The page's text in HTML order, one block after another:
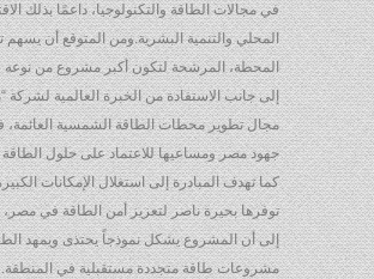
في مجالات الطاقة والتكنولوجيا، داعمًا بذلك الاقتصاد
المحلي والتنمية البشرية.ومن المتوقع أن يسهم تطوير هذه
المحطة، المرشحة لتكون أكبر مشروع من نوعه في العالم،
إلى جانب الاستفادة من الخبرة العالمية لشركة “مصدر” في
مجال تطوير محطات الطاقة الشمسية العائمة، في دعم
جهود مصر ومساعيها للاعتماد على حلول الطاقة المستدامة،
كما تهدف المبادرة إلى استغلال الإمكانات الكبيرة التي
توفرها بحيرة ناصر لتعزيز أمن الطاقة في مصر، بالإضافة
إلى أن المشروع يشكل نموذجاً يحتذى ويمهد الطريق لإقامة
مشروعات طاقة متجددة مستقبلية في المنطقة.